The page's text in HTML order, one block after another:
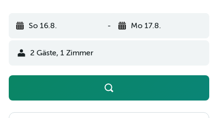
So 16.8. - Mo 17.8.
2 Gäste, 1 Zimmer